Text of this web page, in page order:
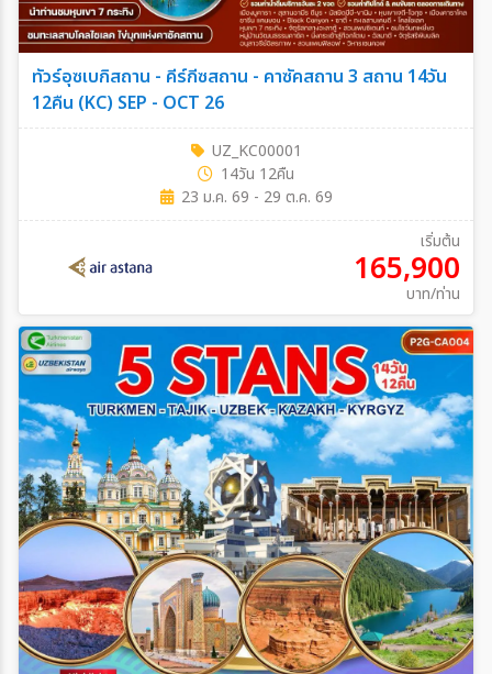
ทัวร์อุซเบกิสถาน - คีร์กีซสถาน - คาซัคสถาน 3 สถาน 14วัน
12คืน (KC) SEP - OCT 26
UZ_KC00001
14วัน 12คืน
23 ม.ค. 69 - 29 ต.ค. 69
เริ่มต้น
165,900
บาท/ท่าน